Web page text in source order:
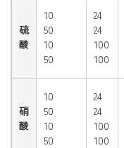
硫
酸
10
50
10
50
24
24
100
100
硝
酸
10
50
10
50
24
24
100
100